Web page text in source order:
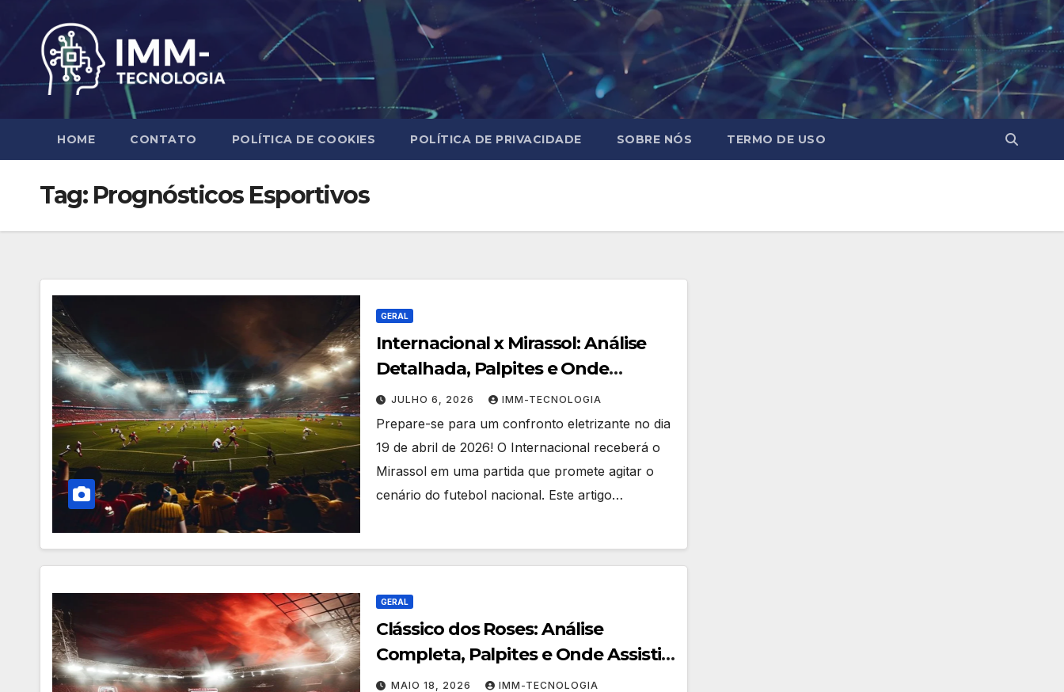
content
HOME CONTATO POLÍTICA DE COOKIES POLÍTICA DE PRIVACIDADE SOBRE NÓS TERMO DE USO
Tag: Prognósticos Esportivos
GERAL
Internacional x Mirassol: Análise
Detalhada, Palpites e Onde
Acompanhar o Duelo de
19/04/2026
JULHO 6, 2026 IMM-TECNOLOGIA
Prepare-se para um confronto eletrizante no dia
19 de abril de 2026! O Internacional receberá o
Mirassol em uma partida que promete agitar o
cenário do futebol nacional. Este artigo…
GERAL
Clássico dos Roses: Análise
Completa, Palpites e Onde Assistir
Manchester United x Leeds United
MAIO 18, 2026 IMM-TECNOLOGIA